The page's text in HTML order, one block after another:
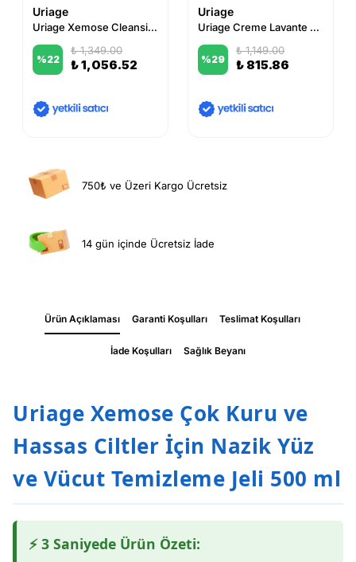
Uriage
Uriage Xemose Cleansing Soothing Oil 500 ml
%22
₺ 1,349.00
₺ 1,056.52
Uriage
Uriage Creme Lavante Cleansing Cream 500ml
%29
₺ 1,149.00
₺ 815.86
750₺ ve Üzeri Kargo Ücretsiz
14 gün içinde Ücretsiz İade
Ürün Açıklaması Garanti Koşulları Teslimat Koşulları
İade Koşulları Sağlık Beyanı
Uriage Xemose Çok Kuru ve
Hassas Ciltler İçin Nazik Yüz
ve Vücut Temizleme Jeli 500 ml
⚡ 3 Saniyede Ürün Özeti: